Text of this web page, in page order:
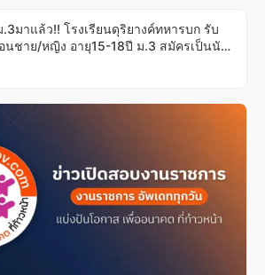
มาแล้ว!! โรงเรียนดุริยางค์ทหารบก รับ
นชาย/หญิง อายุ15-18ปี ม.3 สมัครเป็นนัก
พ.62 เรียนจบติดยศสิบตรี!!